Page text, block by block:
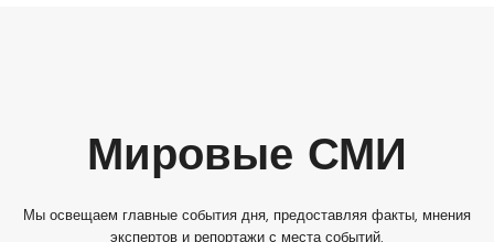
Мировые СМИ
Мы освещаем главные события дня, предоставляя факты, мнения
экспертов и репортажи с места событий.